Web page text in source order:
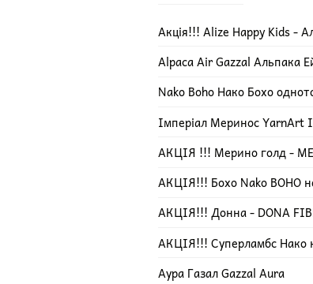
Акція!!! Alize Happy Kids -
Alpaca Air Gazzal Альпака
Nako Boho Нако Бохо
Імперіал Меринос YarnArt
АКЦІЯ !!! Мерино голд -
АКЦІЯ!!! Бохо Nako BOHO
АКЦІЯ!!! Донна - DONA
АКЦІЯ!!! Суперламбс Нако
Аура Газал Gazzal Aura